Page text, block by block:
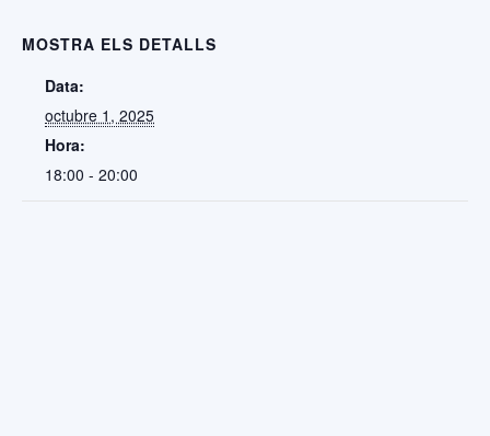
MOSTRA ELS DETALLS
Data:
octubre 1, 2025
Hora:
18:00 - 20:00